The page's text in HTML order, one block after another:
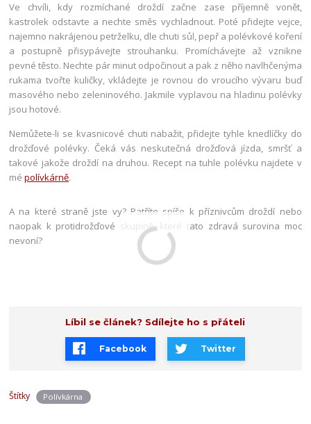
Ve chvíli, kdy rozmíchané droždí začne zase příjemně vonět,
kastrolek odstavte a nechte směs vychladnout. Poté přidejte vejce,
najemno nakrájenou petrželku, dle chuti sůl, pepř a polévkové koření
a postupně přisypávejte strouhanku. Promíchávejte až vznikne
pevné těsto. Nechte pár minut odpočinout a pak z něho navlhčenýma
rukama tvořte kuličky, vkládejte je rovnou do vroucího vývaru buď
masového nebo zeleninového. Jakmile vyplavou na hladinu polévky
jsou hotové.
Nemůžete-li se kvasnicové chuti nabažit, přidejte tyhle knedlíčky do
drožďové polévky. Čeká vás neskutečná drožďová jízda, smršť a
takové jakože droždí na druhou. Recept na tuhle polévku najdete v
mépolívkárně.
A na které straně jste vy? Patříte spíše k příznivcům droždí nebo
naopak k protidrožďové skupině, které tato zdravá surovina moc
nevoní?
Líbil se článek? Sdílejte ho s přáteli
Facebook Twitter
Štítky Polívkárna